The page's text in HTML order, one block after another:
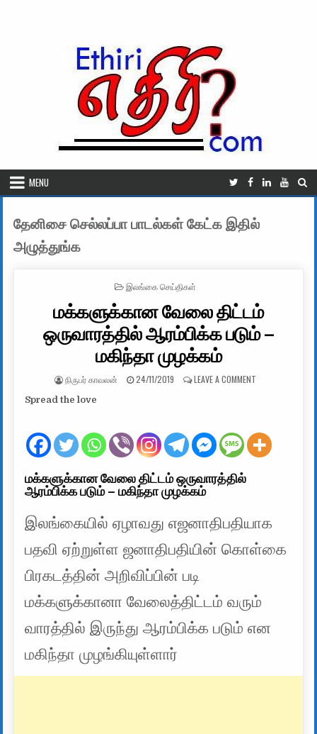
MENU
தேனிசை செல்லப்பா பாடல்கள் கேட்க இதில்
அழுத்துங்க
POSTED IN
இலங்கை செய்திகள்
மக்களுக்கான வேலை திட்டம்
ஒருவாரத்தில் ஆரம்பிக்க படும் –
மகிந்தா முழக்கம்
AUTHOR:
நிருபர் காவலன் PUBLISHED DATE:
24/11/2019 LEAVE A COMMENTON மக்களுக்கான
Spread the love
மக்களுக்கான வேலை திட்டம் ஒருவாரத்தில்
ஆரம்பிக்க படும் – மகிந்தா முழக்கம்
இலங்கையில் ஏழாவது எஜனாதிபதியாக
பதவி ஏற்றுள்ள ஜனாதிபதியின் கொள்கை
பிரகடத்தின் அறிவிப்பின் படி
மக்களுக்கானா வேலைத்திட்டம் வரும்
வாரத்தில் இருந்து ஆரம்பிக்க படும் என
மகிந்தா முழங்கியுள்ளார்